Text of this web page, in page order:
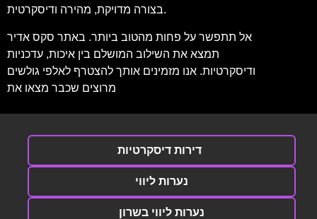
בצורה מדויקת, מהירה ודיסקרטית.
אל תתפשר על פחות מהטוב ביותר. באתר סקס אדיר
תמצא את השילוב המושלם בין איכות, עדכניות
ודיסקרטיות. אנו מזמינים אותך להצטרף לאלפי גולשים
מרוצים שכבר מצאו את
דירות דיסקרטיות
נערות ליווי
נערות ליווי בשרון